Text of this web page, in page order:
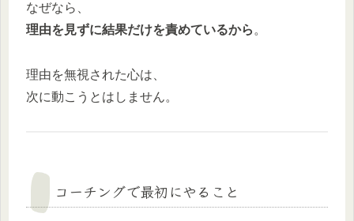
なぜなら、
理由を見ずに結果だけを責めているから 。
理由を無視された心は、
次に動こうとはしません。
コーチングで最初にやること